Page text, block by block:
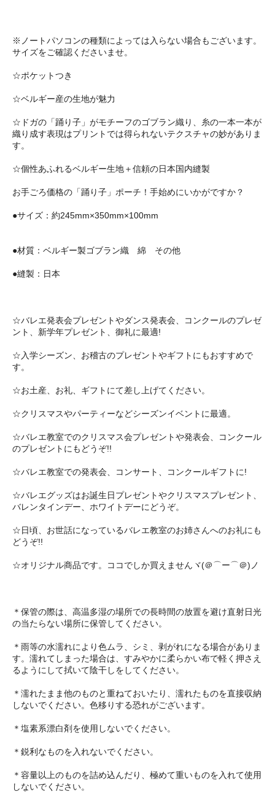
※ノートパソコンの種類によっては入らない場合もございます。
サイズをご確認くださいませ。
☆ポケットつき
☆ベルギー産の生地が魅力
☆ドガの「踊り子」がモチーフのゴブラン織り、糸の一本一本が
織り成す表現はプリントでは得られないテクスチャの妙がありま
す。
☆個性あふれるベルギー生地＋信頼の日本国内縫製
お手ごろ価格の「踊り子」ポーチ！手始めにいかがですか？
●サイズ：約245mm×350mm×100mm
●材質：ベルギー製ゴブラン織 綿 その他
●縫製：日本
☆バレエ発表会プレゼントやダンス発表会、コンクールのプレゼ
ント、新学年プレゼント、御礼に最適!
☆入学シーズン、お稽古のプレゼントやギフトにもおすすめで
す。
☆お土産、お礼、ギフトにて差し上げてください。
☆クリスマスやパーティーなどシーズンイベントに最適。
☆バレエ教室でのクリスマス会プレゼントや発表会、コンクール
のプレゼントにもどうぞ!!
☆バレエ教室での発表会、コンサート、コンクールギフトに!
☆バレエグッズはお誕生日プレゼントやクリスマスプレゼント、
バレンタインデー、ホワイトデーにどうぞ。
☆日頃、お世話になっているバレエ教室のお姉さんへのお礼にも
どうぞ!!
☆オリジナル商品です。ココでしか買えませんヾ(＠⌒ー⌒＠)ノ
＊保管の際は、高温多湿の場所での長時間の放置を避け直射日光
の当たらない場所に保管してください。
＊雨等の水濡れにより色ムラ、シミ、剥がれになる場合がありま
す。濡れてしまった場合は、すみやかに柔らかい布で軽く押さえ
るようにして拭いて陰干しをしてください。
＊濡れたまま他のものと重ねておいたり、濡れたものを直接収納
しないでください。色移りする恐れがございます。
＊塩素系漂白剤を使用しないでください。
＊鋭利なものを入れないでください。
＊容量以上のものを詰め込んだり、極めて重いものを入れて使用
しないでください。